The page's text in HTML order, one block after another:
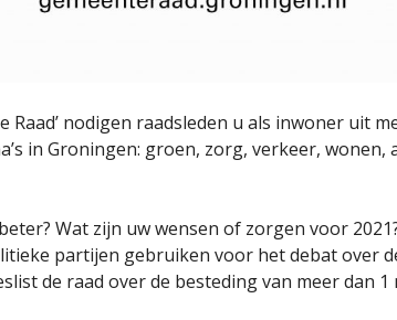
Raad’ nodigen raadsleden u als inwoner uit
in Groningen: groen, zorg, verkeer, wonen,
Wat zijn uw wensen of zorgen voor
partijen gebruiken voor het debat over
de raad over de besteding van meer dan 1